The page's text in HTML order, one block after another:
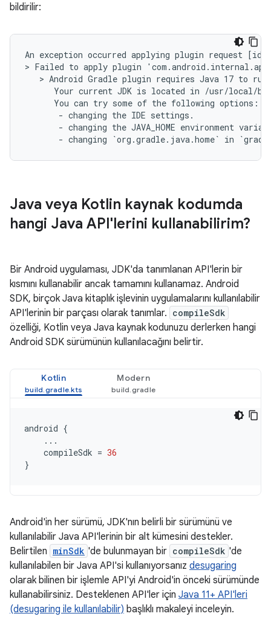
bildirilir:
An exception occurred applying plugin request
> Failed to apply plugin
> Android Gradle plugin requires Java 17 to
Your current JDK is located in /usr/local/
      You can try some of the following options:
       - changing the IDE settings.
- changing the JAVA_HOME environment
Java veya Kotlin kaynak kodumda
hangi Java API'lerini kullanabilirim?
Bir Android uygulaması, JDK'da tanımlanan API'lerin bir
kısmını kullanabilir ancak tamamını kullanamaz. Android
SDK, birçok Java kitaplık işlevinin uygulamalarını kullanılabilir
API'lerinin bir parçası olarak tanımlar. compileSdk
özelliği, Kotlin veya Java kaynak kodunuzu derlerken hangi
Android SDK sürümünün kullanılacağını belirtir.
Kotlin Modern
android {
...
compileSdk = 36
}
Android'in her sürümü, JDK'nın belirli bir sürümünü ve
kullanılabilir Java API'lerinin bir alt kümesini destekler.
Belirtilen minSdk 'de bulunmayan bir compileSdk 'de
kullanılabilen bir Java API'si kullanıyorsanız desugaring
olarak bilinen bir işlemle API'yi Android'in önceki sürümünde
kullanabilirsiniz. Desteklenen API'ler için Java 11+ API'leri
(desugaring ile kullanılabilir) başlıklı makaleyi inceleyin.